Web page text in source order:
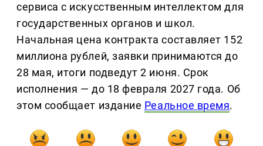
сервиса с искусственным интеллектом для
государственных органов и школ.
Начальная цена контракта составляет 152
миллиона рублей, заявки принимаются до
28 мая, итоги подведут 2 июня. Срок
исполнения — до 18 февраля 2027 года. Об
этом сообщает издание Реальное время.